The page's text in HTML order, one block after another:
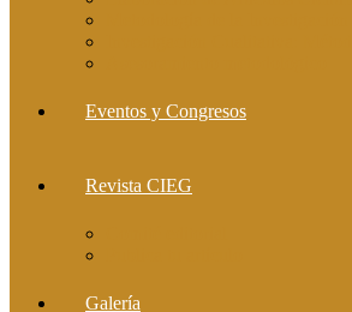
Eventos y Congresos
Revista CIEG
Galería